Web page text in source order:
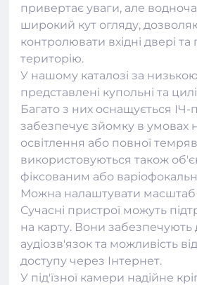
привертає уваги, але
широкий кут огляду,
контролювати вхідні двері
територію.
У нашому каталозі за
представлені купольні та
Багато з них оснащується ІЧ-
забезпечує зйомку в умовах
освітлення або повної
використовуються також
фіксованим або
Можна налаштувати
Сучасні пристрої можуть
на карту. Вони забезпечують
аудіозв'язок та можливість
доступу через Інтернет.
У під'їзної камери надійне